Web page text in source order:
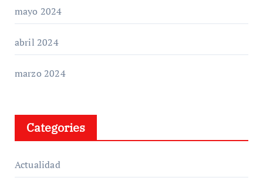
mayo 2024
abril 2024
marzo 2024
Categories
Actualidad